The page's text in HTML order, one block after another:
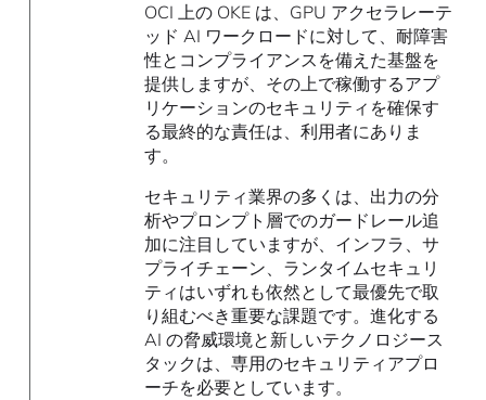
OCI 上の OKE は、GPU アクセラレーテ
ッド AI ワークロードに対して、耐障害
性とコンプライアンスを備えた基盤を
提供しますが、その上で稼働するアプ
リケーションのセキュリティを確保す
る最終的な責任は、利用者にありま
す。
セキュリティ業界の多くは、出力の分
析やプロンプト層でのガードレール追
加に注目していますが、インフラ、サ
プライチェーン、ランタイムセキュリ
ティはいずれも依然として最優先で取
り組むべき重要な課題です。進化する
AI の脅威環境と新しいテクノロジース
タックは、専用のセキュリティアプロ
ーチを必要としています。